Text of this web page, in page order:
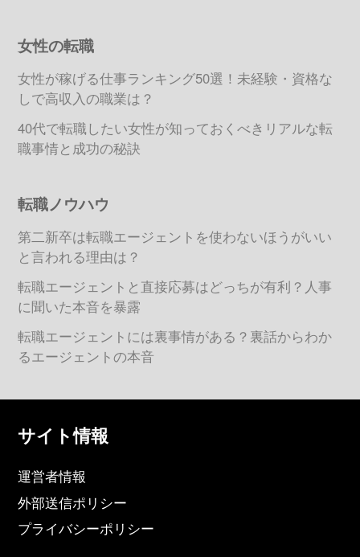
女性の転職
女性が稼げる仕事ランキング50選！未経験・資格な
しで高収入の職業は？
40代で転職したい女性が知っておくべきリアルな転
職事情と成功の秘訣
転職ノウハウ
第二新卒は転職エージェントを使わないほうがいい
と言われる理由は？
転職エージェントと直接応募はどっちが有利？人事
に聞いた本音を暴露
転職エージェントには裏事情がある？裏話からわか
るエージェントの本音
サイト情報
運営者情報
外部送信ポリシー
プライバシーポリシー